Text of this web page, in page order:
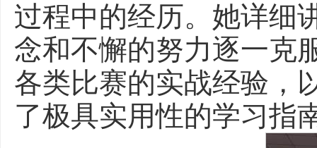
过程中的经历。她详细
念和不懈的努力逐一克
各类比赛的实战经验，
了极具实用性的学习指